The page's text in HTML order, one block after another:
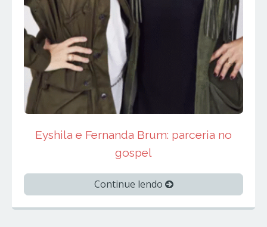
Eyshila e Fernanda Brum: parceria no
gospel
Continue lendo